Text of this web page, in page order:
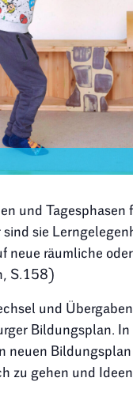
und
sie
neue räumliche
S.158)
und
Bildungsplan.
zu gehen und